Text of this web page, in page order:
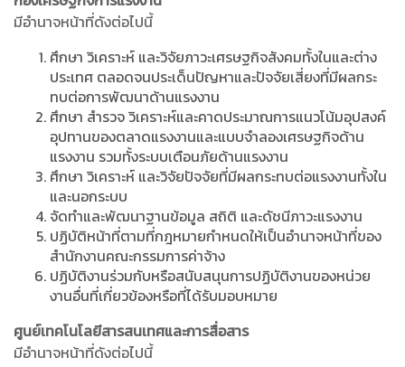
มีอำนาจหน้าที่ดังต่อไปนี้
ศึกษา วิเคราะห์ และวิจัยภาวะเศรษฐกิจสังคมทั้งในและต่าง
ประเทศ ตลอดจนประเด็นปัญหาและปัจจัยเสี่ยงที่มีผลกระ
ทบต่อการพัฒนาด้านแรงงาน
ศึกษา สำรวจ วิเคราะห์และคาดประมาณการแนวโน้มอุปสงค์
อุปทานของตลาดแรงงานและแบบจำลองเศรษฐกิจด้าน
แรงงาน รวมทั้งระบบเตือนภัยด้านแรงงาน
ศึกษา วิเคราะห์ และวิจัยปัจจัยที่มีผลกระทบต่อแรงงานทั้งใน
และนอกระบบ
จัดทำและพัฒนาฐานข้อมูล สถิติ และดัชนีภาวะแรงงาน
ปฏิบัติหน้าที่ตามที่กฎหมายกำหนดให้เป็นอำนาจหน้าที่ของ
สำนักงานคณะกรรมการค่าจ้าง
ปฏิบัติงานร่วมกับหรือสนับสนุนการปฏิบัติงานของหน่วย
งานอื่นที่เกี่ยวข้องหรือที่ได้รับมอบหมาย
ศูนย์เทคโนโลยีสารสนเทศและการสื่อสาร
มีอำนาจหน้าที่ดังต่อไปนี้